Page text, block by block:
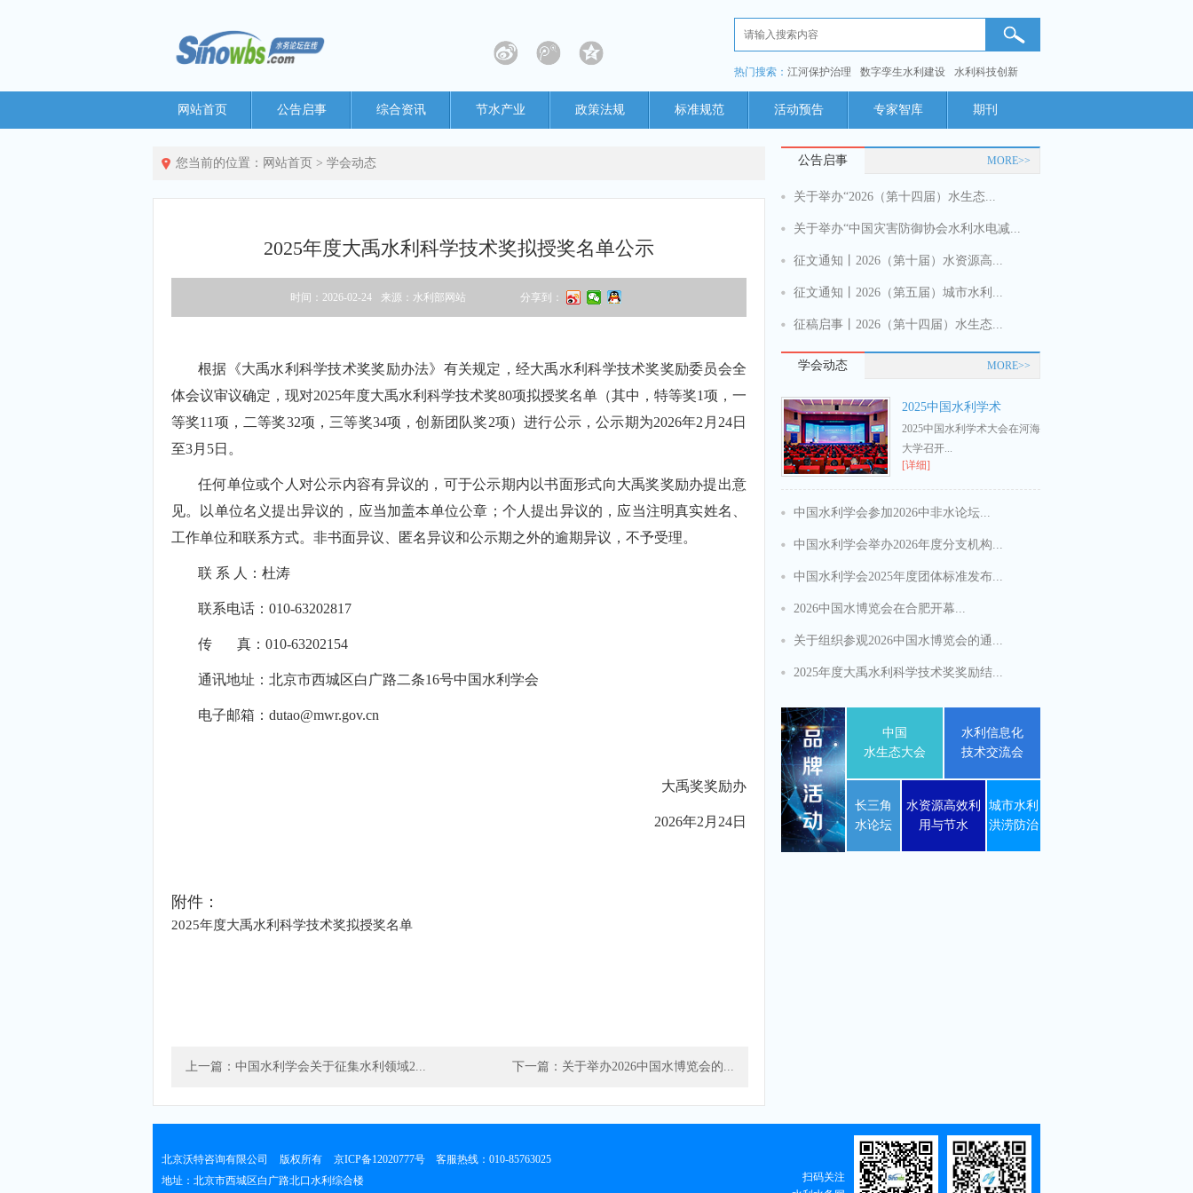
热门搜索： 江河保护治理 数字孪生水利建设 水利科技创新
网站首页 公告启事 综合资讯 节水产业 政策法规 标准规范 活动预告 专家智库 期刊
您当前的位置： 网站首页 > 学会动态
2025年度大禹水利科学技术奖拟授奖名单公示
时间：2026-02-24 来源：水利部网站 分享到：
根据《大禹水利科学技术奖奖励办法》有关规定，经大禹水利科学技术奖奖励委员会全
体会议审议确定，现对2025年度大禹水利科学技术奖80项拟授奖名单（其中，特等奖1项，一
等奖11项，二等奖32项，三等奖34项，创新团队奖2项）进行公示，公示期为2026年2月24日
至3月5日。
任何单位或个人对公示内容有异议的，可于公示期内以书面形式向大禹奖奖励办提出意
见。以单位名义提出异议的，应当加盖本单位公章；个人提出异议的，应当注明真实姓名、
工作单位和联系方式。非书面异议、匿名异议和公示期之外的逾期异议，不予受理。
联 系 人：杜涛
联系电话：010-63202817
传 真：010-63202154
通讯地址：北京市西城区白广路二条16号中国水利学会
电子邮箱：dutao@mwr.gov.cn
大禹奖奖励办
2026年2月24日
附件：
2025年度大禹水利科学技术奖拟授奖名单
上一篇：中国水利学会关于征集水利领域2... 下一篇：关于举办2026中国水博览会的...
公告启事 MORE>>
关于举办“2026（第十四届）水生态...
关于举办“中国灾害防御协会水利水电减...
征文通知丨2026（第十届）水资源高...
征文通知丨2026（第五届）城市水利...
征稿启事丨2026（第十四届）水生态...
学会动态 MORE>>
2025中国水利学术
2025中国水利学术大会在河海
大学召开...
[详细]
中国水利学会参加2026中非水论坛...
中国水利学会举办2026年度分支机构...
中国水利学会2025年度团体标准发布...
2026中国水博览会在合肥开幕...
关于组织参观2026中国水博览会的通...
2025年度大禹水利科学技术奖奖励结...
中国
水生态大会
水利信息化
技术交流会
长三角
水论坛
水资源高效利
用与节水
城市水利
洪涝防治
北京沃特咨询有限公司 版权所有 京ICP备12020777号 客服热线：010-85763025
地址：北京市西城区白广路北口水利综合楼
扫码关注